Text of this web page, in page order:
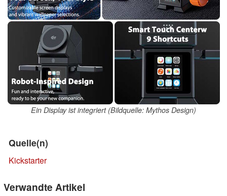
Ein Display ist integriert (Bildquelle: Mythos Design)
Quelle(n)
Kickstarter
Verwandte Artikel